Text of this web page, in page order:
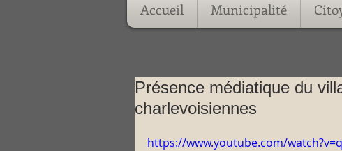
Accueil Municipalité
Présence médiatique du
charlevoisiennes
https://www.youtube.com/